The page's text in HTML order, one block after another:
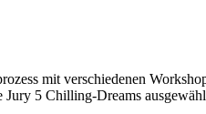
mit verschiedenen
5 Chilling-Dreams